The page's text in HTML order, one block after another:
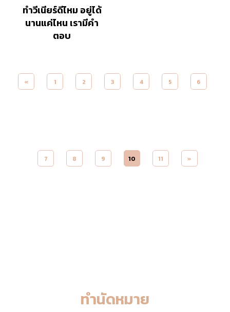
ทำวีเนียร์ดีไหม อยู่ได้
นานแค่ไหน เรามีคำ
ตอบ
« 1 2 3 4 5 6
7 8 9 10 11 »
ทำนัดหมาย